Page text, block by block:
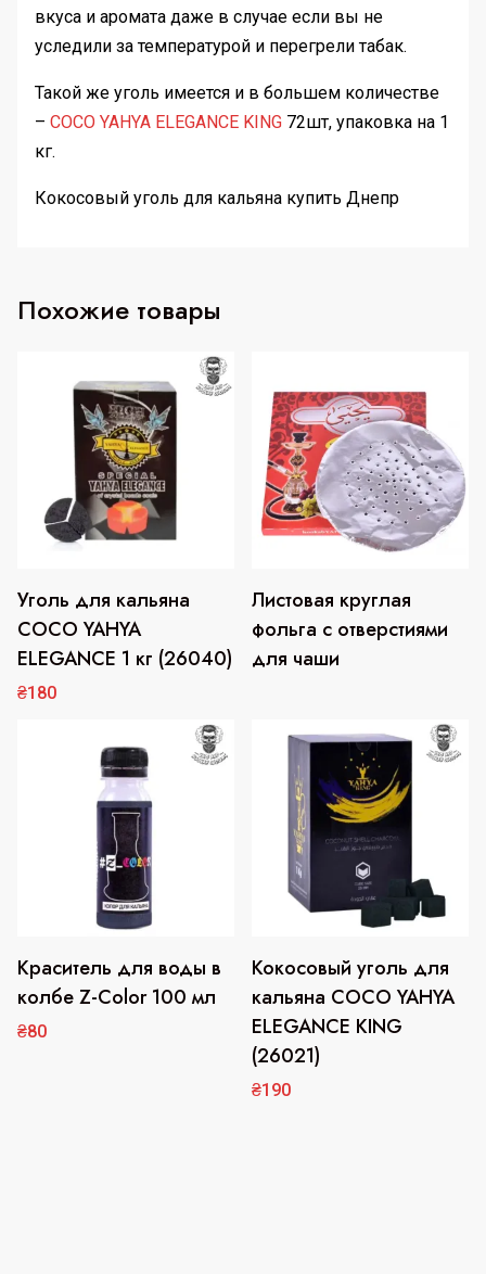
вкуса и аромата даже в случае если вы не
уследили за температурой и перегрели табак.
Такой же уголь имеется и в большем количестве
– COCO YAHYA ELEGANCE KING 72шт, упаковка на 1
кг.
Кокосовый уголь для кальяна купить Днепр
Похожие товары
Уголь для кальяна
COCO YAHYA
ELEGANCE 1 кг (26040)
₴180
Листовая круглая
фольга с отверстиями
для чаши
Краситель для воды в
колбе Z-Color 100 мл
₴80
Этот
товар
несколько
Кокосовый уголь для
кальяна COCO YAHYA
ELEGANCE KING
(26021)
₴190